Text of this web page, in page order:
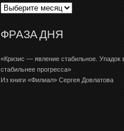
ФРАЗА ДНЯ
«Кризис — явление стабильное. Упадок
стабильнее прогресса»
Из книги «Филиал» Сергея Довлатова